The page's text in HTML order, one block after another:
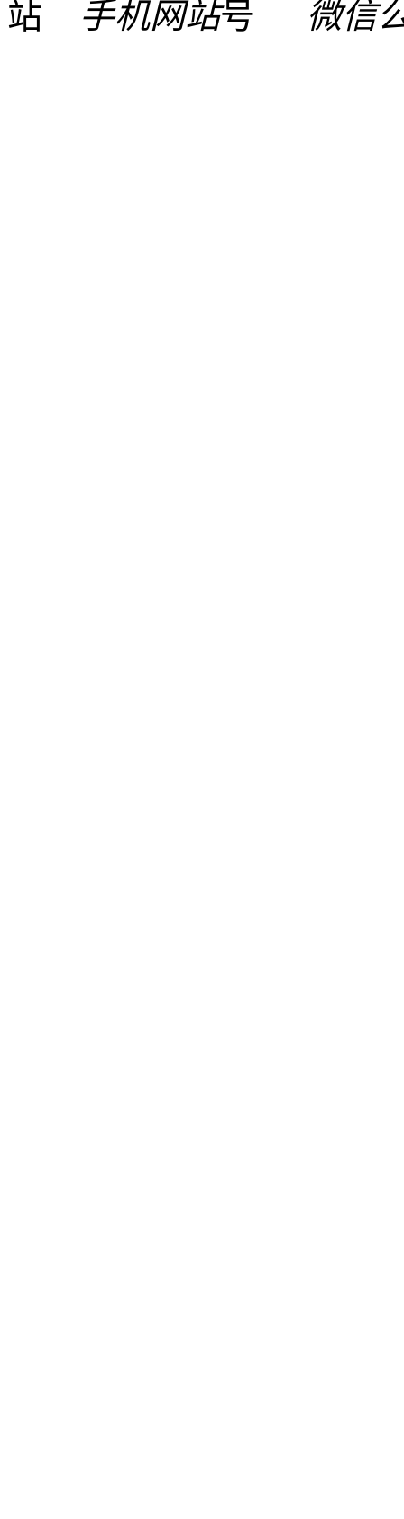
手机网站 微信